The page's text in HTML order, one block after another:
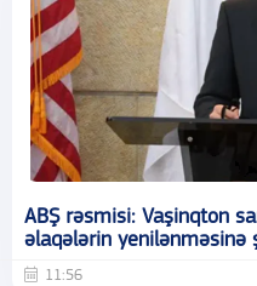
ABŞ rəsmisi: Vaşinqton
əlaqələrin yenilənməsinə
11:56